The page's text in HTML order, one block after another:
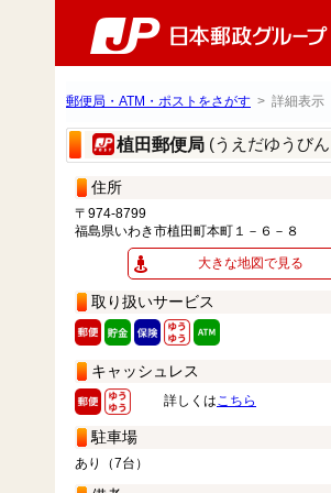
郵便局・ATM・ポストをさがす > 詳細表示
植田郵便局 (うえだゆうび
住所
〒974-8799
福島県いわき市植田町本町１－６－８
大きな地図で見る
取り扱いサービス
キャッシュレス
詳しくはこちら
駐車場
あり（7台）